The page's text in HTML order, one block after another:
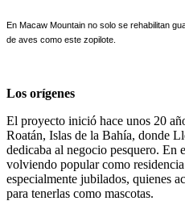
En Macaw Mountain no solo se rehabilitan
de aves como este zopilote.
Los orígenes
El proyecto inició hace unos 20
Roatán, Islas de la Bahía, donde
dedicaba al negocio pesquero. En
volviendo popular como residencia
especialmente jubilados, quienes
para tenerlas como mascotas.